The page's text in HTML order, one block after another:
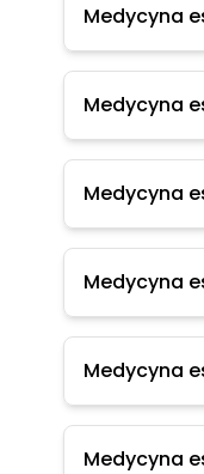
Medycyna
Medycyna
Medycyna
Medycyna
Medycyna
Medycyna